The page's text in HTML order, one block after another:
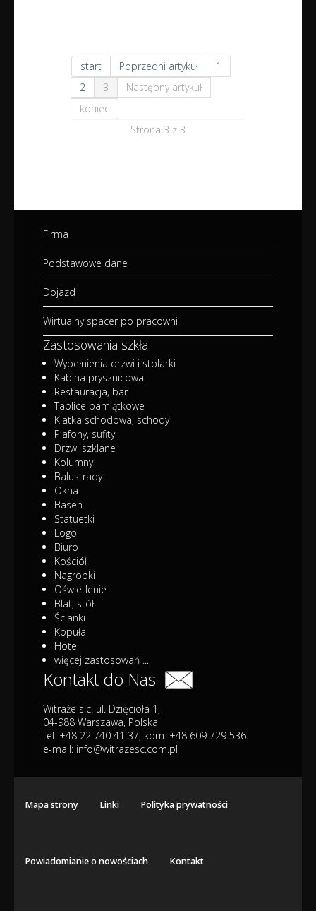
start Poprzedni artykuł
1
2
3
Następny artykuł
koniec
Strona 3 z 3
Firma
Podstawowe dane
Dojazd
Wirtualny spacer po pracowni
Zastosowania szkła
Wypełnienia drzwi i stolarki
Kabina prysznicowa
Restauracja, bar
Tablice pamiątkowe
Klatka schodowa, schody
Plafony, sufity
Drzwi szklane
Kolumny
Balustrady
Okna
Basen
Statuetki
Logo
Biuro
Kościół
Nagrobki
Oświetlenie
Blat, stół
Ścianki
Kopuła
Hotel
więcej zastosowań ...
Kontakt do Nas
Witraże s.c. ul. Dzięcioła 1,
04-988 Warszawa, Polska
tel. +48 22 740 41 37, kom. +48 609 729 536
e-mail: info@witrazesc.com.pl
Mapa strony Linki Polityka prywatności
Powiadomianie o nowościach Kontakt